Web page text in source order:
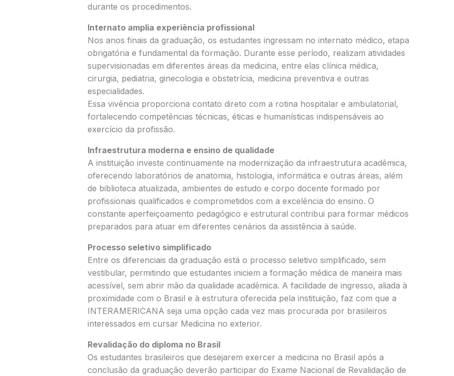
durante os procedimentos.
Internato amplia experiência profissional
Nos anos finais da graduação, os estudantes ingressam no internato médico, etapa
obrigatória e fundamental da formação. Durante esse período, realizam atividades
supervisionadas em diferentes áreas da medicina, entre elas clínica médica,
cirurgia, pediatria, ginecologia e obstetrícia, medicina preventiva e outras
especialidades.
Essa vivência proporciona contato direto com a rotina hospitalar e ambulatorial,
fortalecendo competências técnicas, éticas e humanísticas indispensáveis ao
exercício da profissão.
Infraestrutura moderna e ensino de qualidade
A instituição investe continuamente na modernização da infraestrutura acadêmica,
oferecendo laboratórios de anatomia, histologia, informática e outras áreas, além
de biblioteca atualizada, ambientes de estudo e corpo docente formado por
profissionais qualificados e comprometidos com a excelência do ensino. O
constante aperfeiçoamento pedagógico e estrutural contribui para formar médicos
preparados para atuar em diferentes cenários da assistência à saúde.
Processo seletivo simplificado
Entre os diferenciais da graduação está o processo seletivo simplificado, sem
vestibular, permitindo que estudantes iniciem a formação médica de maneira mais
acessível, sem abrir mão da qualidade acadêmica. A facilidade de ingresso, aliada à
proximidade com o Brasil e à estrutura oferecida pela instituição, faz com que a
INTERAMERICANA seja uma opção cada vez mais procurada por brasileiros
interessados em cursar Medicina no exterior.
Revalidação do diploma no Brasil
Os estudantes brasileiros que desejarem exercer a medicina no Brasil após a
conclusão da graduação deverão participar do Exame Nacional de Revalidação de